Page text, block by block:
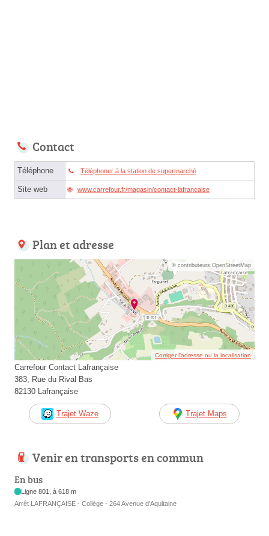
Contact
Téléphone Téléphoner à la station de supermarché
Site web www.carrefour.fr/magasin/contact-lafrancaise
Plan et adresse
© contributeurs OpenStreetMap
Corriger l’adresse ou la localisation
Carrefour Contact Lafrançaise
383, Rue du Rival Bas
82130 Lafrançaise
Trajet Waze Trajet Maps
Venir en transports en commun
En bus
Ligne 801, à 618 m
Arrêt LAFRANÇAISE - Collège - 264 Avenue d’Aquitaine